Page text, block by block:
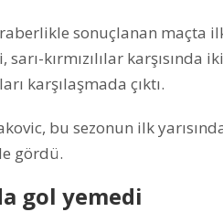
sonuçlanan maçta
kırmızılılar karşısında
karşılaşmada çıktı.
bu sezonun ilk
gördü.
gol yemedi